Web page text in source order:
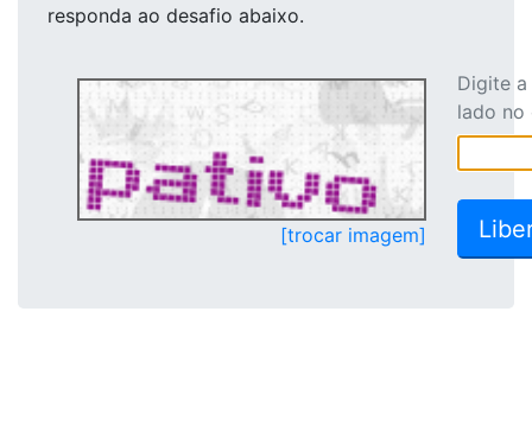
responda ao desafio abaixo.
[trocar imagem]
Digite
lado no